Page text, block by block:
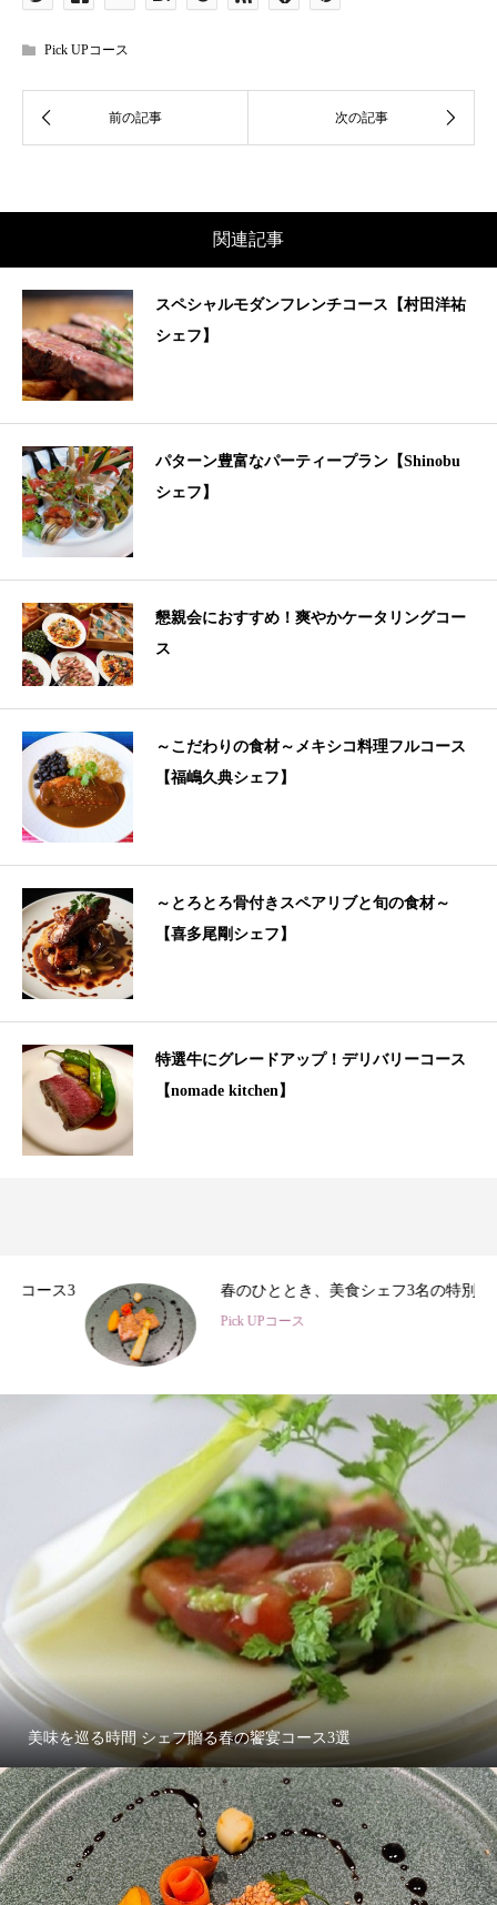
Pick UPコース
関連記事
スペシャルモダンフレンチコース【村田洋祐
シェフ】
パターン豊富なパーティープラン【Shinobu
シェフ】
懇親会におすすめ！爽やかケータリングコー
ス
～こだわりの食材～メキシコ料理フルコース
【福嶋久典シェフ】
～とろとろ骨付きスペアリブと旬の食材～
【喜多尾剛シェフ】
特選牛にグレードアップ！デリバリーコース
【nomade kitchen】
春のひととき、美食シェフ3名の特別コース
Pick UPコース
美味を巡る時間 シェフ贈る春の饗宴コース3選